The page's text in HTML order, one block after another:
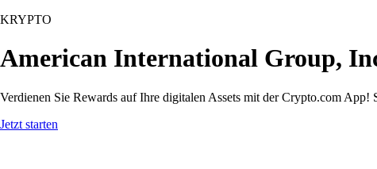
KRYPTO
American International Group,
Verdienen Sie Rewards auf Ihre digitalen Assets mit der Crypto.com
Jetzt starten